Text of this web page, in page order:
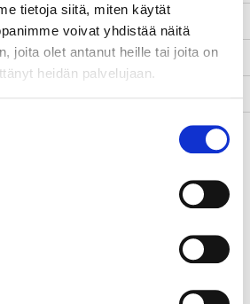
tietoja siitä, miten käytät
voivat yhdistää näitä
joita olet antanut heille tai joita on
heidän palvelujaan.
http://www.kivako.fi/
Päättynyt
Hankkeessa kehitetään
korkeakoulujen vieraiden
alueellisena yhteistyönä.
digipedagogiikan mukaisesti